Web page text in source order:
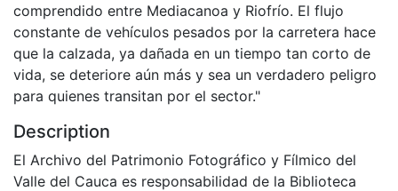
comprendido entre Mediacanoa y Riofrío. El flujo
constante de vehículos pesados por la carretera hace
que la calzada, ya dañada en un tiempo tan corto de
vida, se deteriore aún más y sea un verdadero peligro
para quienes transitan por el sector."
Description
El Archivo del Patrimonio Fotográfico y Fílmico del
Valle del Cauca es responsabilidad de la Biblioteca